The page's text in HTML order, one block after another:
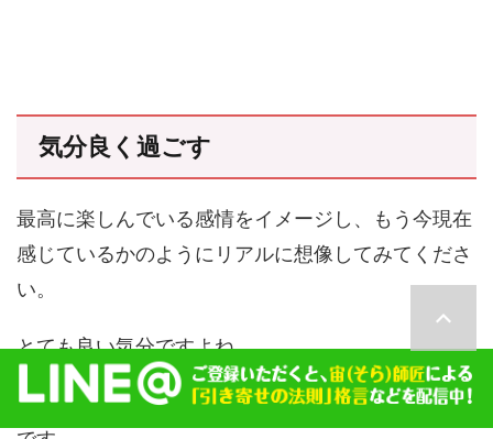
気分良く過ごす
最高に楽しんでいる感情をイメージし、もう今現在
感じているかのようにリアルに想像してみてくださ
い。
とても良い気分ですよね。
この気分の質をなるべくキープして過ごせたら最高